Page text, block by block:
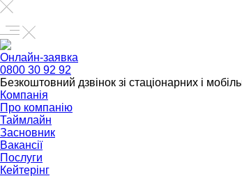
Онлайн-заявка
0800 30 92 92
Безкоштовний дзвінок зі стаціонарних і
Компанія
Про компанію
Таймлайн
Засновник
Вакансії
Послуги
Кейтерінг